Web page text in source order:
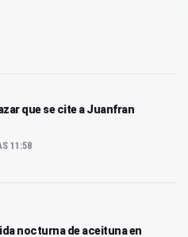
que se cite a Juanfran
11:58
nocturna de aceituna en